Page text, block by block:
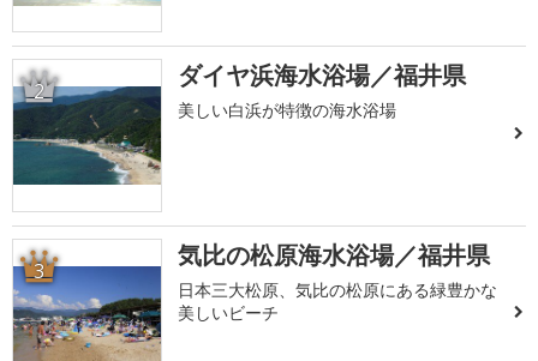
2 ダイヤ浜海水浴場／福井県
美しい白浜が特徴の海水浴場
3 気比の松原海水浴場／福井県
日本三大松原、気比の松原にある緑豊かな
美しいビーチ